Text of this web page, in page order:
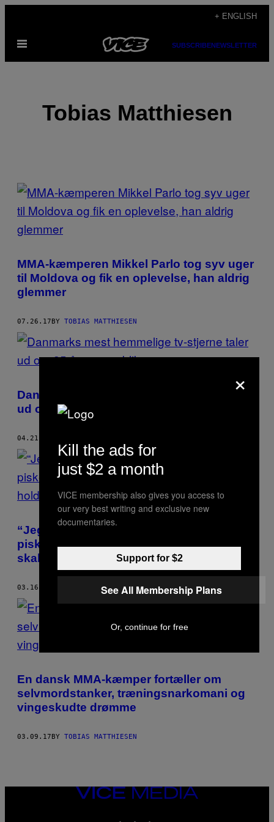
content
+ ENGLISH
Open
SUBSCRIBENEWSLETTER
Tobias Matthiesen
POSTS
BY
THIS
AUTHOR
MMA-kæmperen Mikkel Parlo tog syv uger
til Moldova og fik en oplevelse, han aldrig
glemmer
07.26.17BY TOBIAS MATTHIESEN
Danmarks mest hemmelige tv-stjerne taler
ud om 25 år som publikumsopvarmer
04.21.17
“Jeg er ikke en væddeløbshest, der skal
piskes. Jeg er en sulten kamphund, der
skal holdes i stramt greb”
03.16.17 TOBIAS MATTHIESEN
En dansk MMA-kæmper fortæller om
selvmordstanker, træningsnarkomani og
vingeskudte drømme
03.09.17BY TOBIAS MATTHIESEN
VICE
MEDIA
×
Kill the ads for
just $2 a month
VICE membership also gives you access to
our very best writing and exclusive new
documentaries.
Support for $2
See All Membership Plans
Or, continue for free